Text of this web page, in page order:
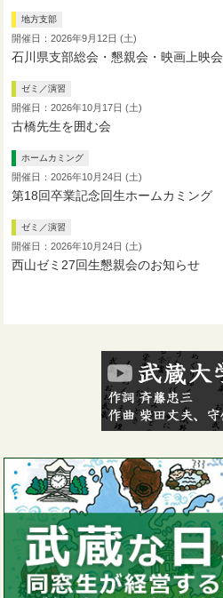
地方支部
開催日：2026年9月12日 (土)
石川県支部総会・懇親会・映画上映会
ゼミ／演習
開催日：2026年10月17日 (土)
古橋先生を囲む会
ホームカミング
開催日：2026年10月24日 (土)
第18回卒業記念回生ホームカミング
ゼミ／演習
開催日：2026年10月24日 (土)
西山ゼミ27回生懇親会のお知らせ